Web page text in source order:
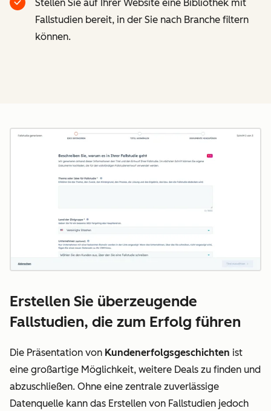
Stellen Sie auf Ihrer Website eine Bibliothek mit
Fallstudien bereit, in der Sie nach Branche filtern
können.
Erstellen Sie überzeugende
Fallstudien, die zum Erfolg führen
Die Präsentation von Kundenerfolgsgeschichten ist
eine großartige Möglichkeit, weitere Deals zu finden und
abzuschließen. Ohne eine zentrale zuverlässige
Datenquelle kann das Erstellen von Fallstudien jedoch